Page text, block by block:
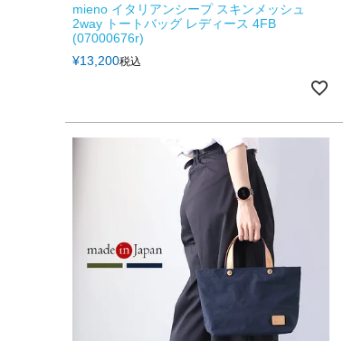
mieno イタリアンシープ スキンメッシュ
2way トートバッグ レディース 4FB
(07000676r)
¥13,200税込